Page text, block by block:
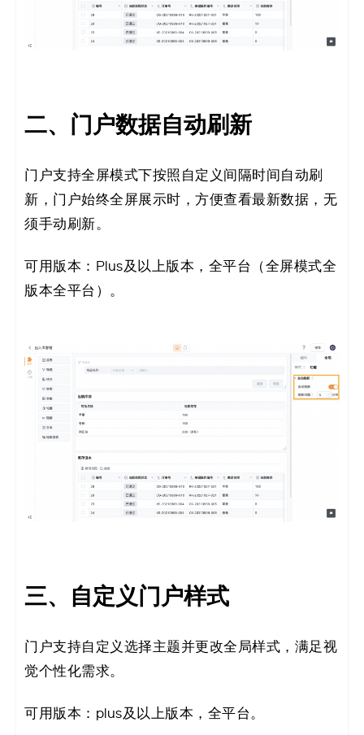
皮
二、门户数据自动刷新
门户支持全屏模式下按照自定义间隔时间自动刷
新，门户始终全屏展示时，方便查看最新数据，无
须手动刷新。
可用版本：Plus及以上版本，全平台（全屏模式全
版本全平台）。
三、自定义门户样式
门户支持自定义选择主题并更改全局样式，满足视
觉个性化需求。
可用版本：plus及以上版本，全平台。